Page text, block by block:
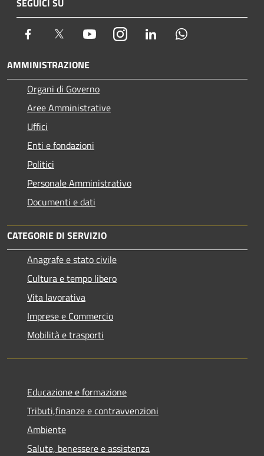
Facebook Twitter YoutubeInstagram LinkedIn
AMMINISTRAZIONE
Organi di Governo
Aree Amministrative
Uffici
Enti e fondazioni
Politici
Personale Amministrativo
Documenti e dati
CATEGORIE DI SERVIZIO
Anagrafe e stato civile
Cultura e tempo libero
Vita lavorativa
Imprese e Commercio
Mobilità e trasporti
Educazione e formazione
Tributi,finanze e contravvenzioni
Ambiente
Salute, benessere e assistenza